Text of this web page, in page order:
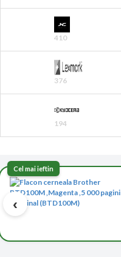
410
376
194
Cel mai ieftin
‹